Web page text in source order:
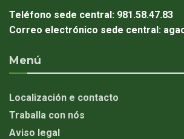
Teléfono sede central: 981.58.47.83
Correo electrónico sede central:
Menú
Localización e contacto
Traballa con nós
Aviso legal